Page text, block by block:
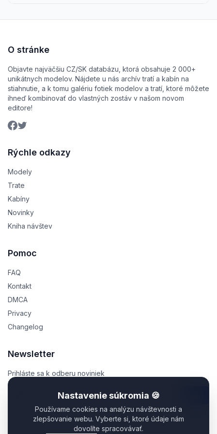
O stránke
Objavte najväčšiu CZ/SK databázu, ktorá obsahuje 2 000+
unikátnych modelov. Nájdete u nás archív tratí a kabín na
stiahnutie, a k tomu galériu fotiek modelov a tratí, ktoré môžete
ihneď kombinovať do vlastných zostáv v našom novom
editore!
Rýchle odkazy
Modely
Trate
Kabíny
Novinky
Kniha návštev
Pomoc
FAQ
Kontakt
DMCA
Privacy
Changelog
Newsletter
Prihláste sa k odberu noviniek
Nastavenie súkromia 🍪
Používame cookies na analýzu návštevnosti a
zlepšovanie webu. Vyberte si, ktoré údaje nám
dovolíte spracovávať.